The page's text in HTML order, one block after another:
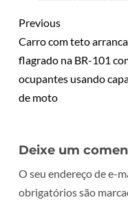
Previous
Carro com teto
flagrado na BR-101
ocupantes usando
de moto
Deixe um
O seu endereço de e-
obrigatórios são